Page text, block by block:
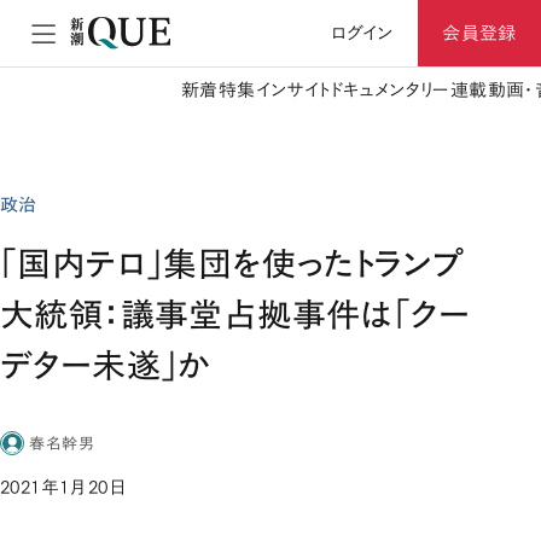
ログイン 会員登録
新着特集 インサイト ドキュメンタリー 連載動画
政治
「国内テロ」集団を使ったトランプ
大統領：議事堂占拠事件は「クー
デター未遂」か
春名幹男
2021年1月20日